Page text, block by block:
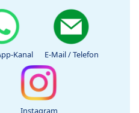
Kanal E-Mail / Telefon